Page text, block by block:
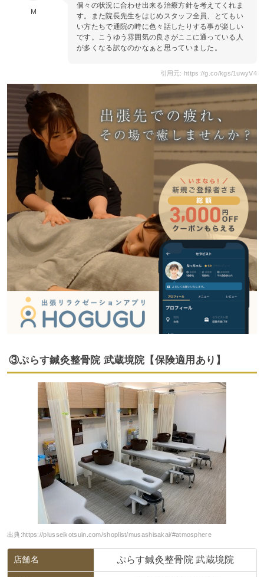
M
個々の状況に合わせ出来る治療方針を考えてくれま
す。また院長先生をはじめスタッフ全員、とてもい
い方たちで通院の時に色々話したりする事が楽しい
です。こうゆう雰囲気の良さがここに通っている人
が多くなる訳なのかなぁと思っていました。
引用元: https://g.co/kgs/1uwyV4
③ぷらす鍼灸整骨院 武蔵境院【保険適用あり】
出典: https://plusseikotsuin.com/shoplist/musashisakai/#atmosphere
店舗名 ぷらす鍼灸整骨院 武蔵境院